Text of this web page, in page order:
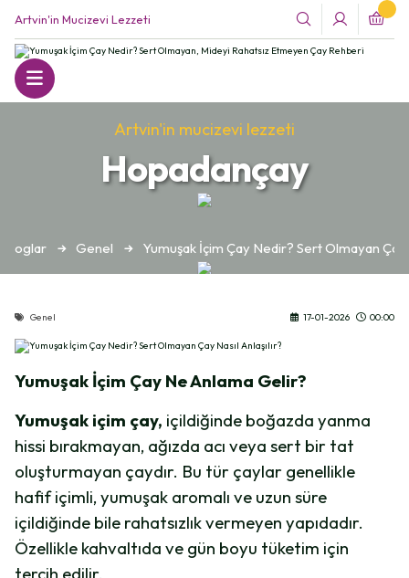
Artvin'in Mucizevi Lezzeti
Artvin'in mucizevi lezzeti
Hopadançay
Bloglar Genel Yumuşak İçim Çay Nedir? Sert Olmayan Çay
Genel 17-01-2026 00:00
Yumuşak İçim Çay Ne Anlama Gelir?
Yumuşak içim çay, içildiğinde boğazda yanma
hissi bırakmayan, ağızda acı veya sert bir tat
oluşturmayan çaydır. Bu tür çaylar genellikle
hafif içimli, yumuşak aromalı ve uzun süre
içildiğinde bile rahatsızlık vermeyen yapıdadır.
Özellikle kahvaltıda ve gün boyu tüketim için
tercih edilir.